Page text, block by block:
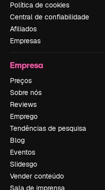
Política de cookies
Central de confiabilidade
Afiliados
Empresas
Empresa
Preços
Sobre nós
Reviews
Emprego
Tendências de pesquisa
Blog
Eventos
Slidesgo
Vender conteúdo
Sala de imprensa